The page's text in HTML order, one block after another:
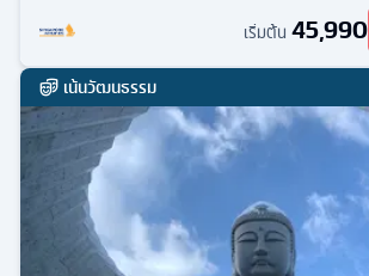
เริ่มต้น 45,990
เน้นวัฒนธรรม